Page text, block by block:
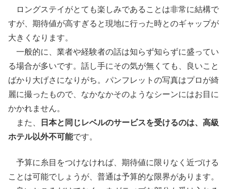
ロングステイがとても楽しみであることは非常に結構で
すが、期待値が高すぎると現地に行った時とのギャップが
大きくなります。
一般的に、業者や経験者の話は知らず知らずに盛ってい
る場合が多いです。話し手にその気が無くても、良いこと
ばかり大げさになりがち。パンフレットの写真はプロが綺
麗に撮ったもので、なかなかそのようなシーンにはお目に
かかれません。
また、
日本と同じレベルのサービスを受けるのは、高級
ホテル以外不可能です。
予算に糸目をつけなければ、期待値に限りなく近づける
ことは可能でしょうが、普通は予算的な限界があります。